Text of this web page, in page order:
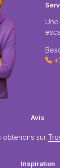
Avis
obtenons sur
Inspiration